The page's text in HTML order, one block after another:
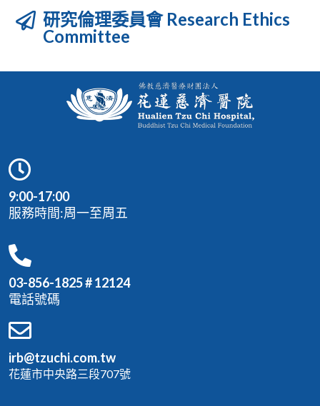
研究倫理委員會 Research Ethics
Committee
9:00-17:00
服務時間:周一至周五
03-856-1825 # 12124
電話號碼
irb@tzuchi.com.tw
花蓮市中央路三段707號